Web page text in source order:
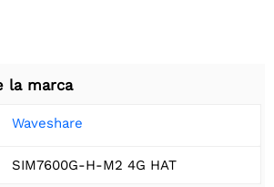
la marca
Waveshare
SIM7600G-H-M2 4G HAT